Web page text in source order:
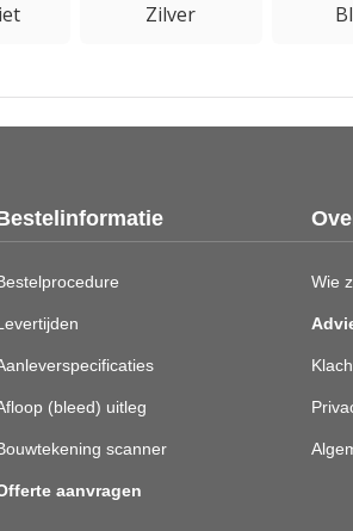
Zilver
(bleed) uitleg
scanner
aanvragen
Wie